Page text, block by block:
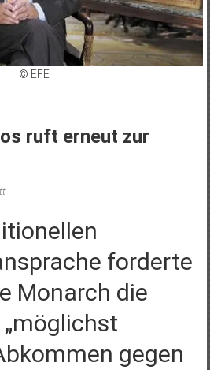
© EFE
ruft erneut zur
forderte
Monarch die
gegen